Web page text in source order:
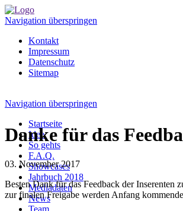
Navigation überspringen
Kontakt
Impressum
Datenschutz
Sitemap
Navigation überspringen
Startseite
Idee
So gehts
F.A.Q.
Showcases
Jahrbuch 2018
Mediadaten
News
Team
Danke für das
03. November 2017
Besten Dank für das Feedback der
zur finalen Freigabe werden Anfang